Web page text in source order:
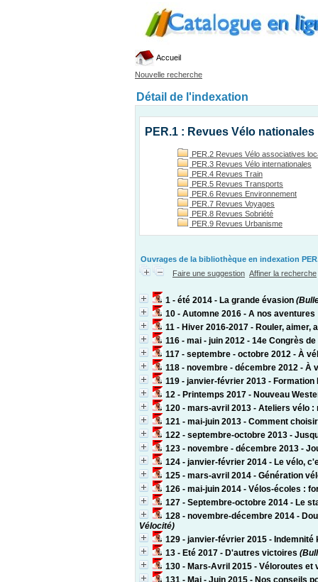
Accueil
Nouvelle recherche
Détail de l'indexation
PER.1 : Revues Vélo nationales
PER.2 Revues Vélo associatives
PER.3 Revues Vélo internationales
PER.4 Revues Train
PER.5 Revues Transports
PER.6 Revues Environnement
PER.7 Revues Voyages
PER.8 Revues Sobriété
PER.9 Revues Urbanisme
Ouvrages de la bibliothèque en indexation
Faire une suggestion Affiner la recherche
1 - été 2014 - La grande évasion
10 - Automne 2016 - A nos
11 - Hiver 2016-2017 - Rouler, aimer,
116 - mai - juin 2012 - 14e Congrès
117 - septembre - octobre 2012 - À
118 - novembre - décembre 2012 -
119 - janvier-février 2013 - Formation
12 - Printemps 2017 - Nouveau
120 - mars-avril 2013 - Ateliers vélo
121 - mai-juin 2013 - Comment
122 - septembre-octobre 2013 -
123 - novembre - décembre 2013 -
124 - janvier-février 2014 - Le vélo,
125 - mars-avril 2014 - Génération
126 - mai-juin 2014 - Vélos-écoles :
127 - Septembre-octobre 2014 - Le
128 - novembre-décembre 2014 -
Vélocité)
129 - janvier-février 2015 -
13 - Eté 2017 - D'autres victoires
130 - Mars-Avril 2015 - Véloroutes
131 - Mai - Juin 2015 - Nos conseils